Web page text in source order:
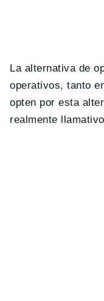
La alternativa de
operativos, tanto
opten por esta
realmente